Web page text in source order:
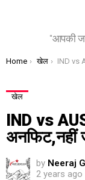
"आपकी
You are here:
Home खेल IND vs AUS:अगले दो टेस्ट के
खेल
IND vs
अनफिट,नहीं
by Neeraj
2 years ago